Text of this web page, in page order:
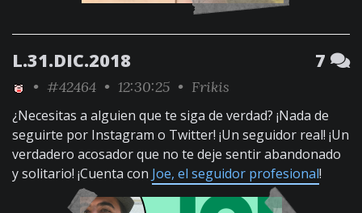
L.31.DIC.2018 7
• #42464 • 12:30:25 • Frikis
¿Necesitas a alguien que te siga de verdad? ¡Nada de
seguirte por Instagram o Twitter! ¡Un seguidor real! ¡Un
verdadero acosador que no te deje sentir abandonado
y solitario! ¡Cuenta con Joe, el seguidor profesional!